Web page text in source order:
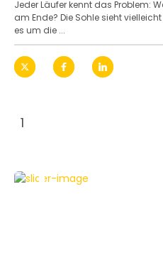
Jeder Läufer kennt das Problem:
am Ende? Die Sohle sieht
es um die ...
1
HAUS & HEIM